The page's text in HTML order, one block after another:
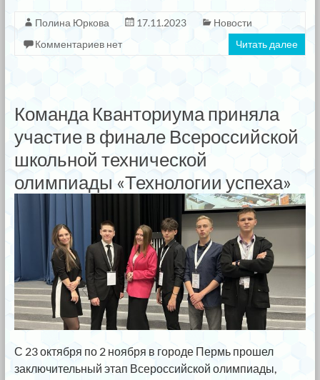
Полина Юркова 17.11.2023
Новости
Комментариев нет
Читать далее
Команда Кванториума приняла
участие в финале Всероссийской
школьной технической
олимпиады «Технологии успеха»
С 23 октября по 2 ноября в городе Пермь прошел
заключительный этап Всероссийской олимпиады,